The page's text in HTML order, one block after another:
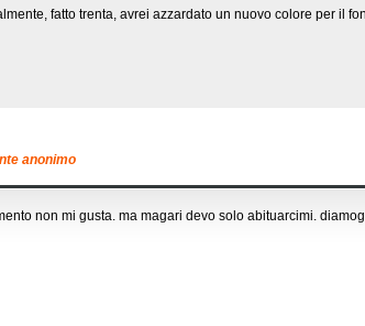
fatto trenta, avrei azzardato un nuovo colore per il
anonimo
non mi gusta. ma magari devo solo abituarcimi.